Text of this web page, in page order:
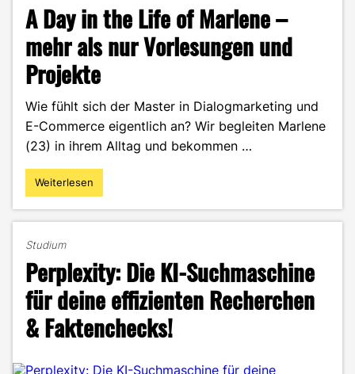
A Day in the Life of Marlene –
mehr als nur Vorlesungen und
Projekte
Wie fühlt sich der Master in Dialogmarketing und
E-Commerce eigentlich an? Wir begleiten Marlene
(23) in ihrem Alltag und bekommen …
"A
Day
Life
of
Marlene
mehr
als
Vorlesungen
Weiterlesen
Studium
Perplexity: Die KI-Suchmaschine
für deine effizienten Recherchen
& Faktenchecks!